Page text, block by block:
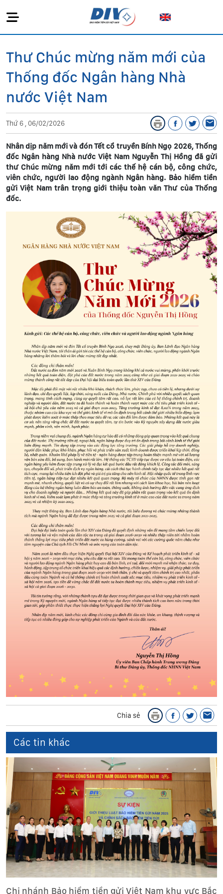
Thư Chúc mừng năm mới của
Thống đốc Ngân hàng Nhà
nước Việt Nam
Thứ 6 , 06/02/2026
Nhân dịp năm mới và đón Tết cổ truyền Bính Ngọ 2026, Thống
đốc Ngân hàng Nhà nước Việt Nam Nguyễn Thị Hồng đã gửi
thư Chúc mừng năm mới tới các thế hệ cán bộ, công chức,
viên chức, người lao động ngành Ngân hàng. Bảo hiểm tiền
gửi Việt Nam trân trọng giới thiệu toàn văn Thư của Thống
đốc.
Chia sẻ
Các tin khác
Chi nhánh Bảo hiểm tiền gửi Việt Nam khu vực Bắc